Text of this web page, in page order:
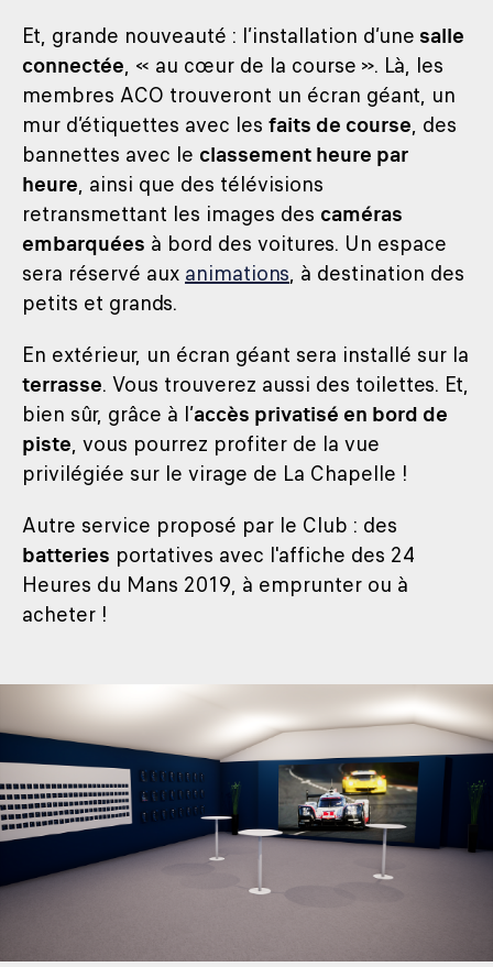
Et, grande nouveauté : l’installation d’une salle
connectée, « au cœur de la course ». Là, les
membres ACO trouveront un écran géant, un
mur d’étiquettes avec les faits de course, des
bannettes avec le classement heure par
heure, ainsi que des télévisions
retransmettant les images des caméras
embarquées à bord des voitures. Un espace
sera réservé aux animations, à destination des
petits et grands.
En extérieur, un écran géant sera installé sur la
terrasse. Vous trouverez aussi des toilettes. Et,
bien sûr, grâce à l’accès privatisé en bord de
piste, vous pourrez profiter de la vue
privilégiée sur le virage de La Chapelle !
Autre service proposé par le Club : des
batteries portatives avec l'affiche des 24
Heures du Mans 2019, à emprunter ou à
acheter !